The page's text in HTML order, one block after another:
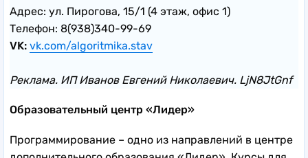
Адрес: ул. Пирогова, 15/1 (4 этаж, офис 1)
Телефон: 8(938)340-99-69
VK: vk.com/algoritmika.stav
Реклама. ИП Иванов Евгений Николаевич. LjN8JtGnf
Образовательный центр «Лидер»
Программирование – одно из направлений в центре